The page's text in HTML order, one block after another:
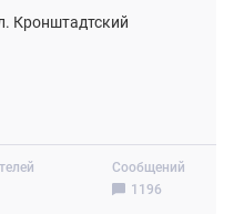
Сообщений
1196
Кронштадтский